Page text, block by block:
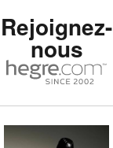
Rejoignez-
nous